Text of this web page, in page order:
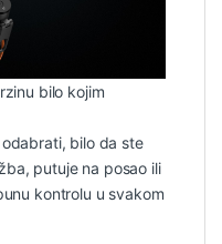
bilo kojim
bilo da ste
putuje na posao ili
kontrolu u svakom